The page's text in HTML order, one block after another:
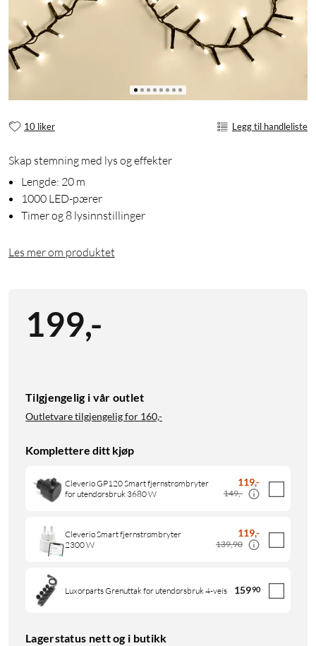
10 liker Legg til handleliste
Skap stemning med lys og effekter
Lengde: 20 m
1000 LED-pærer
Timer og 8 lysinnstillinger
Les mer om produktet
199,-
Tilgjengelig i vår outlet
Outletvare tilgjengelig for 160,-
Komplettere ditt kjøp
Cleverio GP120 Smart fjernstrømbryter
for utendørsbruk 3680 W
119,-
149,-
Cleverio Smart fjernstrømbryter
2300 W
119,-
139,90
Luxorparts Grenuttak for utendørsbruk 4-veis 15990
Lagerstatus nett og i butikk